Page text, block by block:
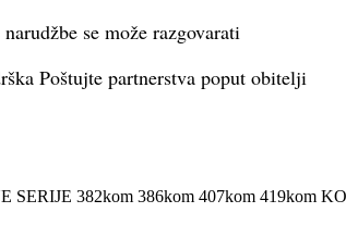
se može razgovarati
Poštujte partnerstva poput obitelji